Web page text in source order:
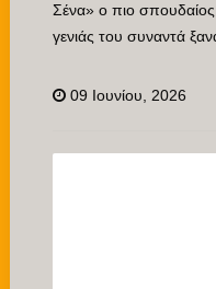
Σένα» ο πιο σπουδαίος
γενιάς του συναντά
09 Ιουνίου, 2026